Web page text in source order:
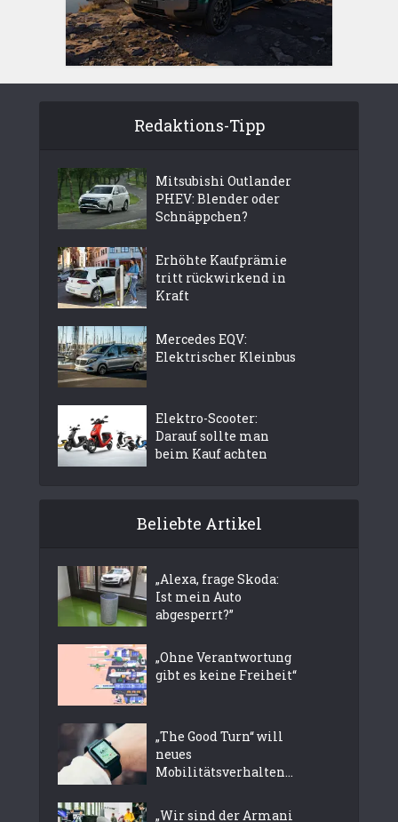
Redaktions-Tipp
Mitsubishi Outlander
PHEV: Blender oder
Schnäppchen?
Erhöhte Kaufprämie
tritt rückwirkend in
Kraft
Mercedes EQV:
Elektrischer Kleinbus
Elektro-Scooter:
Darauf sollte man
beim Kauf achten
Beliebte Artikel
„Alexa, frage Skoda:
Ist mein Auto
abgesperrt?”
„Ohne Verantwortung
gibt es keine Freiheit“
„The Good Turn“ will
neues
Mobilitätsverhalten...
„Wir sind der Armani